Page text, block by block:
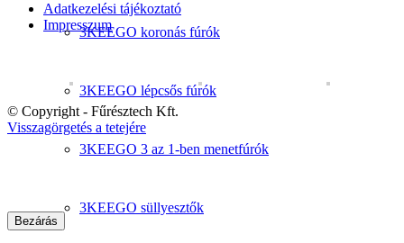
3KEEGO koronás fúrók
3KEEGO lépcsős fúrók
3KEEGO 3 az 1-ben menetfúrók
3KEEGO süllyesztők
Adatkezelési tájékoztató
Impresszum
© Copyright - Fűrésztech Kft.
Visszagörgetés a tetejére
Bezárás